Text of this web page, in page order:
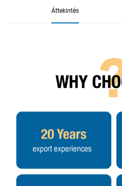
Áttekintés